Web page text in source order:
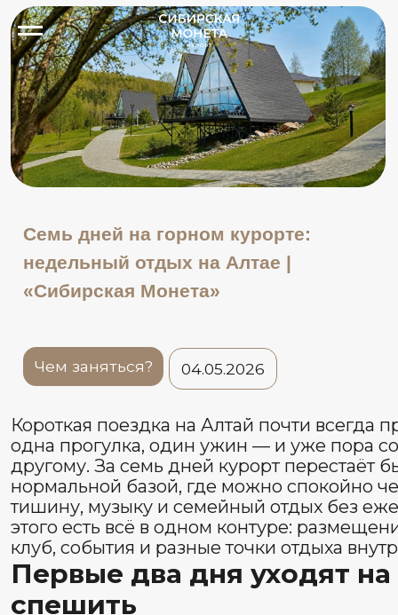
Чем заняться? 04.05.2026
Семь дней на горном курорте:
«Сибирская Монета»
одна прогулка, один ужин — и уже пора собираться
другому. За семь дней курорт перестаёт быть
нормальной базой, где можно спокойно чередовать
этого есть всё в одном контуре: размещение,
клуб, события и разные точки отдыха внутри одного
Первые два дня уходят на то,
спешить
В первый день человек обычно ещё живёт дорогой:
маршруте, не до конца понимает, за что хвататься.
Когда завтрак, бассейн, прогулочные зоны и
перестаёт зависеть от машины и долгих планов. У
инфраструктура комплекса: рестораны,
здоровья. На территорииAltai Palace в проживание
тренажёрный зал и мероприятия курорта.